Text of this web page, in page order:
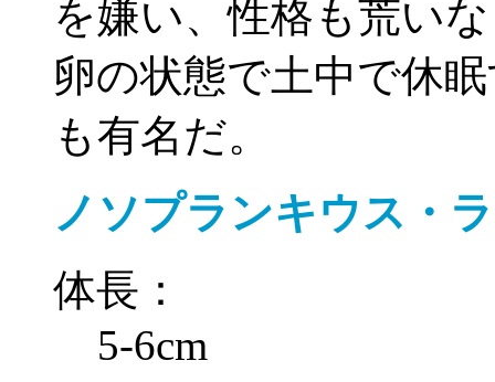
を嫌い、性格も荒い
卵の状態で土中で休
も有名だ。
ノソプランキウス・
体長：
5-6cm